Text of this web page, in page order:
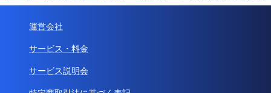
運営会社
サービス・料金
サービス説明会